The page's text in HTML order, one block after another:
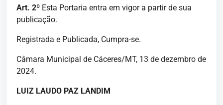
Art. 2º Esta Portaria entra em vigor a partir de sua
publicação.
Registrada e Publicada, Cumpra-se.
Câmara Municipal de Cáceres/MT, 13 de dezembro de
2024.
LUIZ LAUDO PAZ LANDIM